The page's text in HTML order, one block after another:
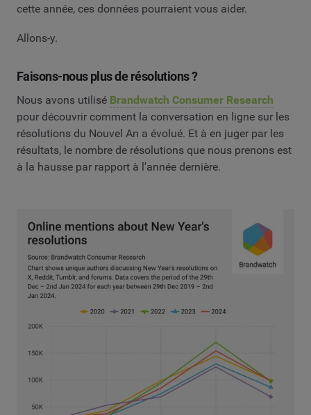
cette année, ces données pourraient vous aider.
Allons-y.
Faisons-nous plus de résolutions ?
Nous avons utilisé Brandwatch Consumer Research
pour découvrir comment la conversation en ligne sur les
résolutions du Nouvel An a évolué. Et à en juger par les
résultats, le nombre de résolutions que nous prenons est
à la hausse par rapport à l'année dernière.